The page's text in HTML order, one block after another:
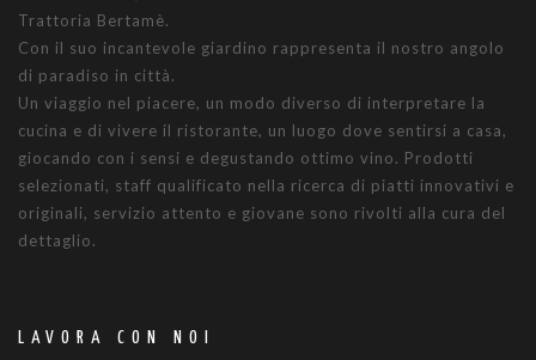
Trattoria Bertamè.
Con il suo incantevole giardino rappresenta il nostro angolo
di paradiso in città.
Un viaggio nel piacere, un modo diverso di interpretare la
cucina e di vivere il ristorante, un luogo dove sentirsi a casa,
giocando con i sensi e degustando ottimo vino. Prodotti
selezionati, staff qualificato nella ricerca di piatti innovativi e
originali, servizio attento e giovane sono rivolti alla cura del
dettaglio.
LAVORA CON NOI